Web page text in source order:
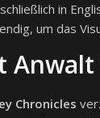
in
um das
Anwalt
Chronicles